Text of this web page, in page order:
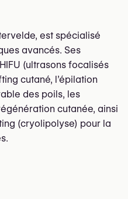
est spécialisé
avancés. Ses
(ultrasons focalisés
cutané, l’épilation
des poils, les
cutanée, ainsi
(cryolipolyse) pour la